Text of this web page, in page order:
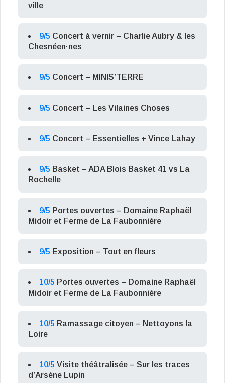
ville
9/5 Concert à vernir – Charlie Aubry & les
Chesnéen·nes
9/5 Concert – MINIS’TERRE
9/5 Concert – Les Vilaines Choses
9/5 Concert – Essentielles + Vince Lahay
9/5 Basket – ADA Blois Basket 41 vs La
Rochelle
9/5 Portes ouvertes – Domaine Raphaël
Midoir et Ferme de La Faubonnière
9/5 Exposition – Tout en fleurs
10/5 Portes ouvertes – Domaine Raphaël
Midoir et Ferme de La Faubonnière
10/5 Ramassage citoyen – Nettoyons la
Loire
10/5 Visite théâtralisée – Sur les traces
d’Arsène Lupin